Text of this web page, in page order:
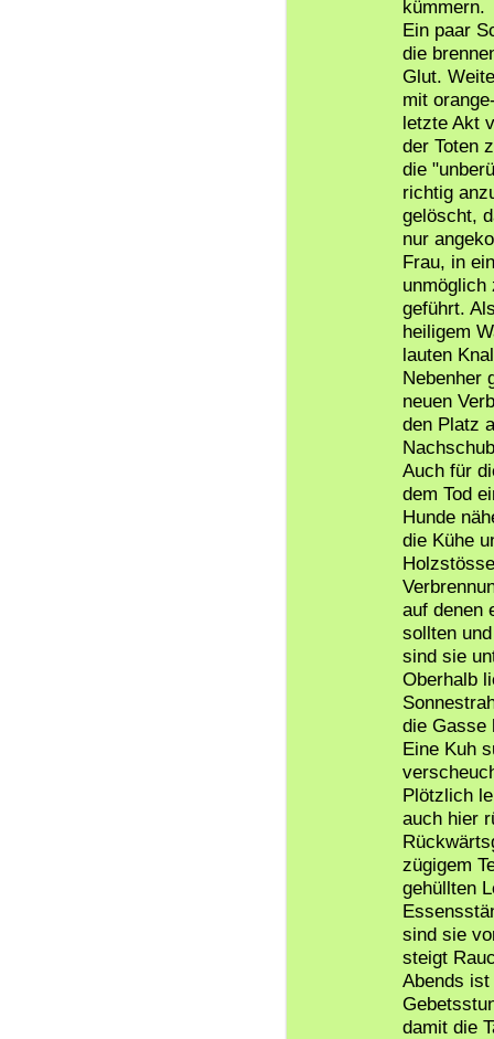
kümmern.
Ein paar
die
Glut.
mit
letzte Akt
der Toten
die
richtig
gelöscht,
nur
Frau, in
geführt.
heiligem
lauten
Nebenher
neuen
den Platz
Auch für
dem Tod
Hunde
die Kühe
auf denen
sollten
sind sie
Oberhalb
die Gasse
Eine Kuh
Plötzlich
auch hier
zügigem
gehüllten
sind sie
steigt
Abends
damit die